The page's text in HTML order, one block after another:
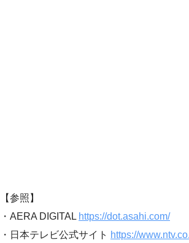
【参照】
・AERA DIGITAL https://dot.asahi.com/
・日本テレビ公式サイト https://